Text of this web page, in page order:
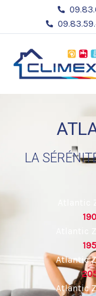
contenu
LA
Atlantic
Atlantic
Atlantic
Atlantic